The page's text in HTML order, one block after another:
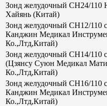
Зонд желудочный СН24/110
Хайянь (Китай)
Зонд желудочный CH12/110
Канджин Медикал
Ко.,Лтд,Китай)
Зонд желудочный CH14/110
(Цзянсу Суюн Медикал
Ко.,Лтд,Китай)
Зонд желудочный CH16/110
Канджин Медикал
Ко.,Лтд,Китай)